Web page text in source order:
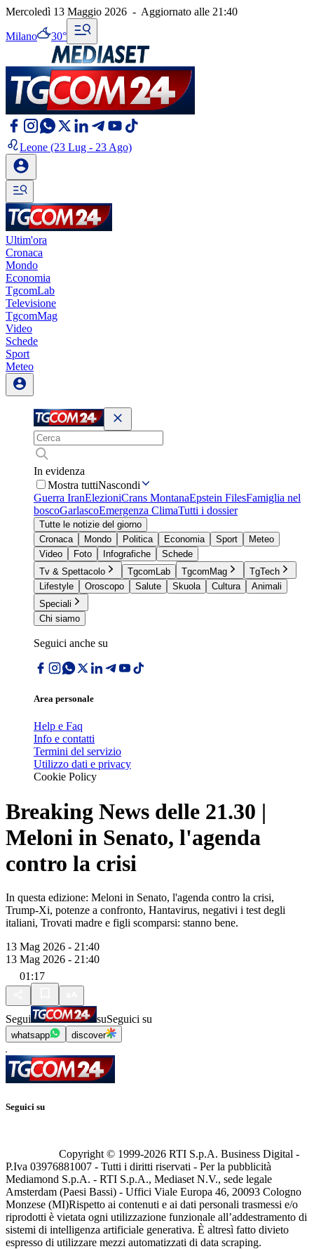
Mercoledì 13 Maggio 2026 - Aggiornato alle 21:40
Milano 30°
Leone (23 Lug - 23 Ago)
Ultim'ora
Cronaca
Mondo
Economia
TgcomLab
Televisione
TgcomMag
Video
Schede
Sport
Meteo
In evidenza
Mostra tuttiNascondi
Guerra IranElezioniCrans MontanaEpstein FilesFamiglia nel
boscoGarlascoEmergenza ClimaTutti i dossier
Tutte le notizie del giorno
Cronaca
Mondo Politica Economia Sport
Meteo
Video
Foto Infografiche
Schede
Tv & Spettacolo
TgcomLab TgcomMag
TgTech
Lifestyle
Oroscopo Salute Skuola Cultura
Animali
Speciali
Chi siamo
Seguici anche su
Area personale
Help e Faq
Info e contatti
Termini del servizio
Utilizzo dati e privacy
Cookie Policy
Breaking News delle 21.30 |
Meloni in Senato, l'agenda
contro la crisi
In questa edizione: Meloni in Senato, l'agenda contro la crisi,
Trump-Xi, potenze a confronto, Hantavirus, negativi i test degli
italiani, Trovati madre e figli scomparsi: stanno bene.
13 Mag 2026 - 21:40
13 Mag 2026 - 21:40
01:17
Segui suSeguici su
whatsapp discover
Seguici su
Copyright © 1999-2026 RTI S.p.A. Business Digital -
P.Iva 03976881007 - Tutti i diritti riservati - Per la pubblicità
Mediamond S.p.A. - RTI S.p.A., Mediaset N.V., sede legale
Amsterdam (Paesi Bassi) - Uffici Viale Europa 46, 20093 Cologno
Monzese (MI)Rispetto ai contenuti e ai dati personali trasmessi e/o
riprodotti è vietata ogni utilizzazione funzionale all’addestramento di
sistemi di intelligenza artificiale generativa. È altresì fatto divieto
espresso di utilizzare mezzi automatizzati di data scraping.